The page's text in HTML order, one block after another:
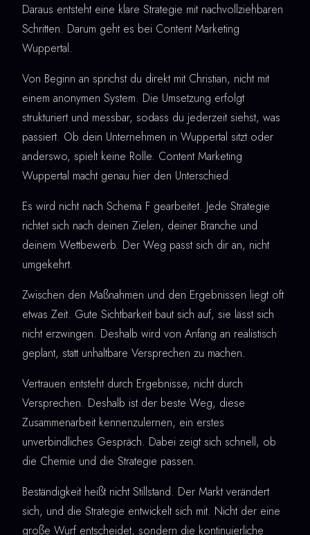
Daraus entsteht eine klare Strategie mit nachvollziehbaren
Schritten. Darum geht es bei Content Marketing
Wuppertal.
Von Beginn an sprichst du direkt mit Christian, nicht mit
einem anonymen System. Die Umsetzung erfolgt
strukturiert und messbar, sodass du jederzeit siehst, was
passiert. Ob dein Unternehmen in Wuppertal sitzt oder
anderswo, spielt keine Rolle. Content Marketing
Wuppertal macht genau hier den Unterschied.
Es wird nicht nach Schema F gearbeitet. Jede Strategie
richtet sich nach deinen Zielen, deiner Branche und
deinem Wettbewerb. Der Weg passt sich dir an, nicht
umgekehrt.
Zwischen den Maßnahmen und den Ergebnissen liegt oft
etwas Zeit. Gute Sichtbarkeit baut sich auf, sie lässt sich
nicht erzwingen. Deshalb wird von Anfang an realistisch
geplant, statt unhaltbare Versprechen zu machen.
Vertrauen entsteht durch Ergebnisse, nicht durch
Versprechen. Deshalb ist der beste Weg, diese
Zusammenarbeit kennenzulernen, ein erstes
unverbindliches Gespräch. Dabei zeigt sich schnell, ob
die Chemie und die Strategie passen.
Beständigkeit heißt nicht Stillstand. Der Markt verändert
sich, und die Strategie entwickelt sich mit. Nicht der eine
große Wurf entscheidet, sondern die kontinuierliche